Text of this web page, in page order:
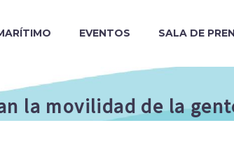
EVENTOS SALA DE
la movilidad de la